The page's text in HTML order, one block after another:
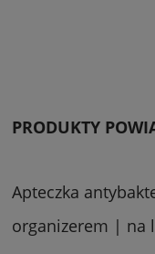
PRODUKTY
Apteczka
organizerem | na